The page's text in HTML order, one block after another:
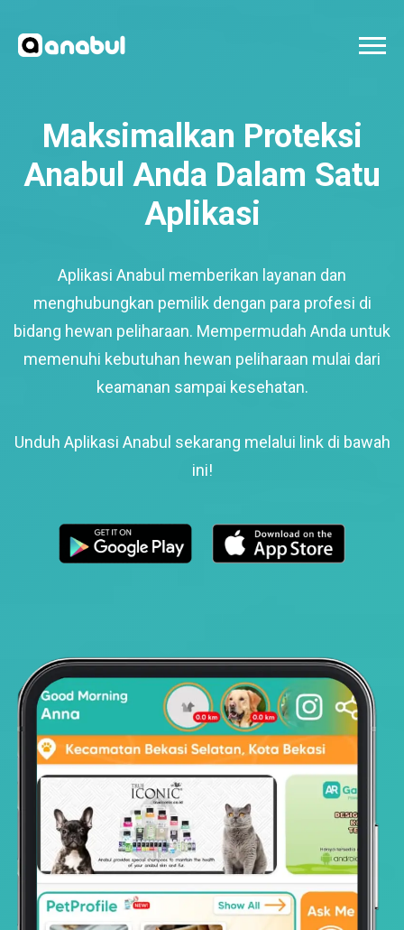
Maksimalkan Proteksi
Anabul Anda Dalam Satu
Aplikasi
Aplikasi Anabul memberikan layanan dan
menghubungkan pemilik dengan para profesi di
bidang hewan peliharaan. Mempermudah Anda untuk
memenuhi kebutuhan hewan peliharaan mulai dari
keamanan sampai kesehatan.
Unduh Aplikasi Anabul sekarang melalui link di bawah
ini!